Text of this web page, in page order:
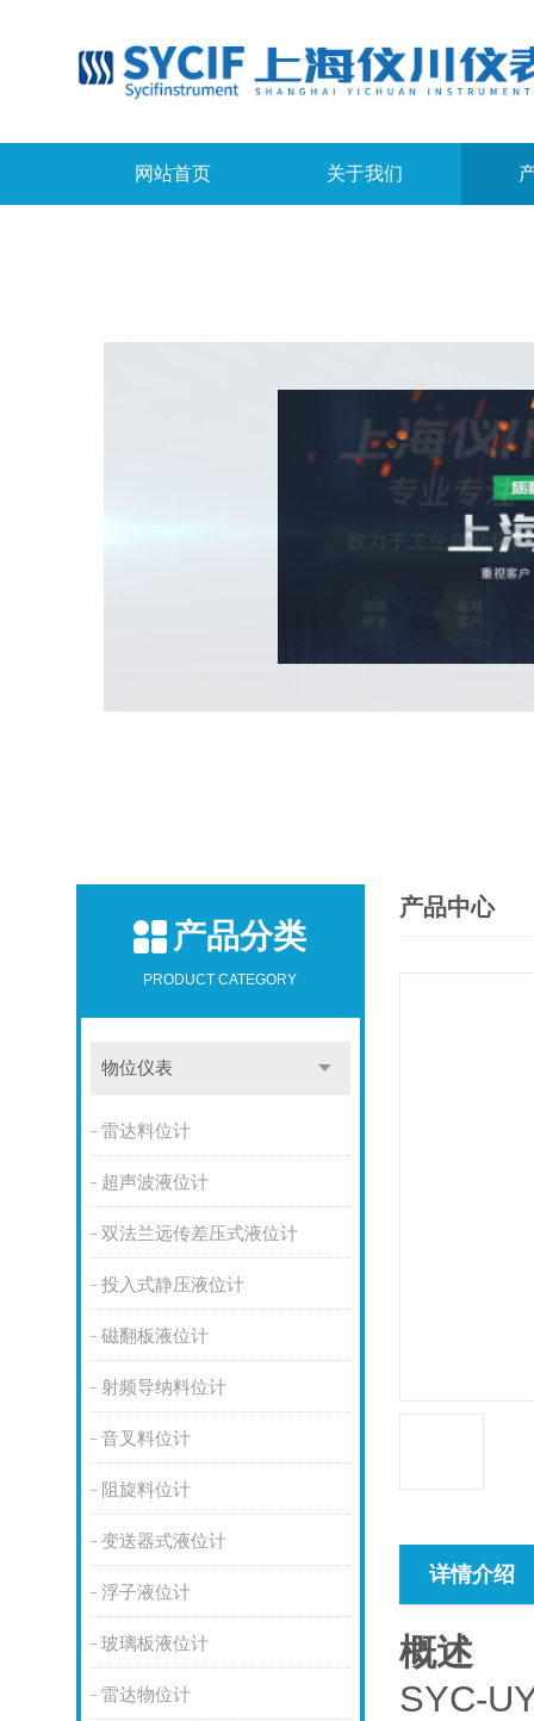
网站首页 关于我们
产品分类
PRODUCT CATEGORY
物位仪表
雷达料位计
超声波液位计
双法兰远传差压式液位计
投入式静压液位计
磁翻板液位计
射频导纳料位计
音叉料位计
阻旋料位计
变送器式液位计
浮子液位计
玻璃板液位计
雷达物位计
产品中心
详情介绍
概述
SYC-